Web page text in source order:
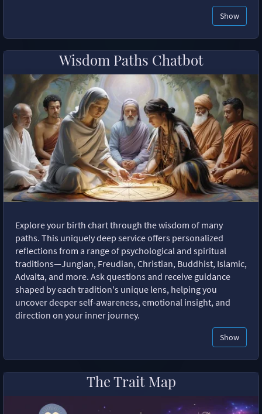
Show
Wisdom Paths Chatbot
Explore your birth chart through the wisdom of many
paths. This uniquely deep service offers personalized
reflections from a range of psychological and spiritual
traditions—Jungian, Freudian, Christian, Buddhist, Islamic,
Advaita, and more. Ask questions and receive guidance
shaped by each tradition's unique lens, helping you
uncover deeper self-awareness, emotional insight, and
direction on your inner journey.
Show
The Trait Map